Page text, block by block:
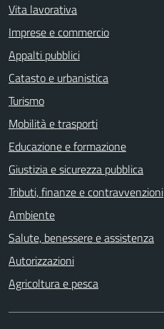
Vita lavorativa
Imprese e commercio
Appalti pubblici
Catasto e urbanistica
Turismo
Mobilità e trasporti
Educazione e formazione
Giustizia e sicurezza pubblica
Tributi, finanze e contravvenzioni
Ambiente
Salute, benessere e assistenza
Autorizzazioni
Agricoltura e pesca